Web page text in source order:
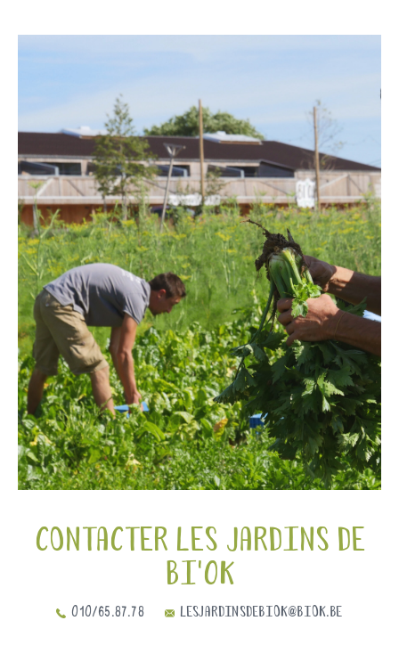
Contacter les jardins de
Bi'OK
010/65.87.78 lesjardinsdebiok@biok.be